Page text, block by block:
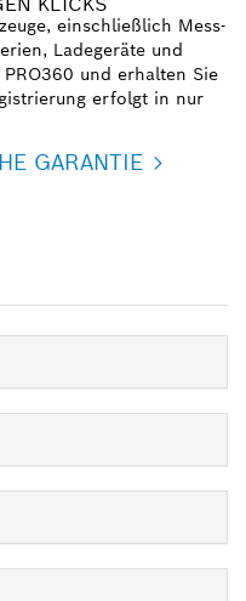
einschließlich Mess-
Ladegeräte und
und erhalten Sie
erfolgt in nur
GARANTIE